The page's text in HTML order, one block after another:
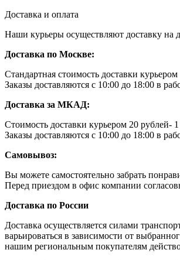
Доставка и оплата
Наши курьеры осуществляют доставку
Доставка по Москве:
Стандартная стоимость доставки
Заказы доставляются с 10:00 до 18:00 в
Доставка за МКАД:
Стоимость доставки курьером 20 рублей-
Заказы доставляются с 10:00 до 18:00 в
Самовывоз:
Вы можете самостоятельно забрать
Перед приездом в офис компании
Доставка по России
Доставка осуществляется силами
варьироваться в зависимости от
нашим региональным покупателям